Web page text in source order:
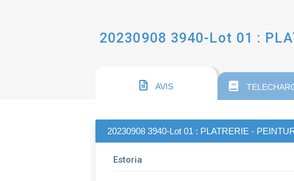
20230908 3940-Lot 01 :
AVIS
20230908 3940-Lot 01 : PLATRERIE -
Estoria